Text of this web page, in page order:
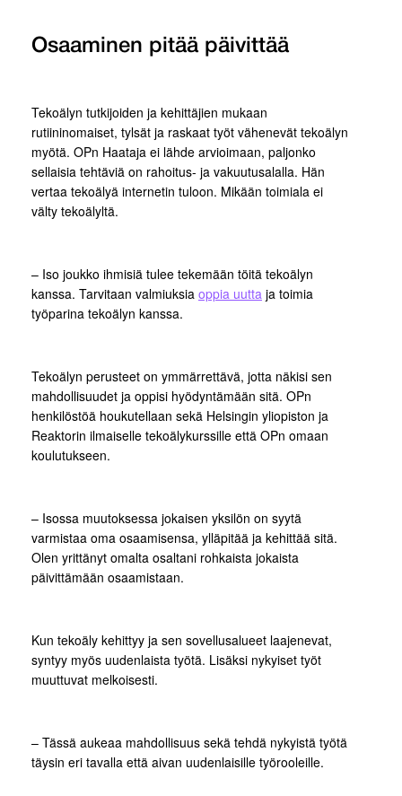
Osaaminen pitää päivittää
Tekoälyn tutkijoiden ja kehittäjien mukaan
rutiininomaiset, tylsät ja raskaat työt vähenevät tekoälyn
myötä. OPn Haataja ei lähde arvioimaan, paljonko
sellaisia tehtäviä on rahoitus- ja vakuutusalalla. Hän
vertaa tekoälyä internetin tuloon. Mikään toimiala ei
välty tekoälyltä.
– Iso joukko ihmisiä tulee tekemään töitä tekoälyn
kanssa. Tarvitaan valmiuksia oppia uutta ja toimia
työparina tekoälyn kanssa.
Tekoälyn perusteet on ymmärrettävä, jotta näkisi sen
mahdollisuudet ja oppisi hyödyntämään sitä. OPn
henkilöstöä houkutellaan sekä Helsingin yliopiston ja
Reaktorin ilmaiselle tekoälykurssille että OPn omaan
koulutukseen.
– Isossa muutoksessa jokaisen yksilön on syytä
varmistaa oma osaamisensa, ylläpitää ja kehittää sitä.
Olen yrittänyt omalta osaltani rohkaista jokaista
päivittämään osaamistaan.
Kun tekoäly kehittyy ja sen sovellusalueet laajenevat,
syntyy myös uudenlaista työtä. Lisäksi nykyiset työt
muuttuvat melkoisesti.
– Tässä aukeaa mahdollisuus sekä tehdä nykyistä työtä
täysin eri tavalla että aivan uudenlaisille työrooleille.